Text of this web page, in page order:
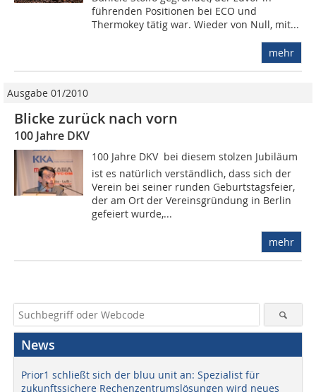
führenden Positionen bei ECO und
Thermokey tätig war. Wieder von Null, mit...
mehr
Ausgabe 01/2010
Blicke zurück nach vorn
100 Jahre DKV
100 Jahre DKV  bei diesem stolzen Jubiläum
ist es natürlich verständlich, dass sich der
Verein bei seiner runden Geburtstagsfeier,
der am Ort der Vereinsgründung in Berlin
gefeiert wurde,...
mehr
News
Prior1 schließt sich der bluu unit an: Spezialist für
zukunftssichere Rechenzentrumslösungen wird neues